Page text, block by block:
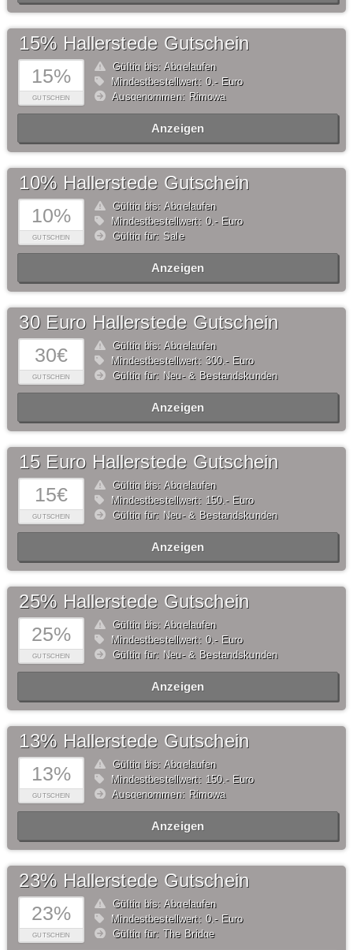
15%
GUTSCHEIN
15% Hallerstede Gutschein
Gültig bis: Abgelaufen
Mindestbestellwert: 0,- Euro
Ausgenommen: Rimowa
Anzeigen
10%
GUTSCHEIN
10% Hallerstede Gutschein
Gültig bis: Abgelaufen
Mindestbestellwert: 0,- Euro
Gültig für: Sale
Anzeigen
30€
GUTSCHEIN
30 Euro Hallerstede Gutschein
Gültig bis: Abgelaufen
Mindestbestellwert: 300,- Euro
Gültig für: Neu- & Bestandskunden
Anzeigen
15€
GUTSCHEIN
15 Euro Hallerstede Gutschein
Gültig bis: Abgelaufen
Mindestbestellwert: 150,- Euro
Gültig für: Neu- & Bestandskunden
Anzeigen
25%
GUTSCHEIN
25% Hallerstede Gutschein
Gültig bis: Abgelaufen
Mindestbestellwert: 0,- Euro
Gültig für: Neu- & Bestandskunden
Anzeigen
13%
GUTSCHEIN
13% Hallerstede Gutschein
Gültig bis: Abgelaufen
Mindestbestellwert: 150,- Euro
Ausgenommen: Rimowa
Anzeigen
23%
GUTSCHEIN
23% Hallerstede Gutschein
Gültig bis: Abgelaufen
Mindestbestellwert: 0,- Euro
Gültig für: The Bridge